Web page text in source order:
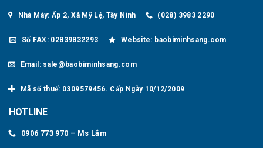
Nhà Máy: Ấp 2, Xã Mỹ Lệ, Tây Ninh (028) 3983 2290
Số FAX: 02839832293 Website: baobiminhsang.com
Email: sale@baobiminhsang.com
Mã số thuế: 0309579456. Cấp Ngày 10/12/2009
HOTLINE
0906 773 970 – Ms Lắm